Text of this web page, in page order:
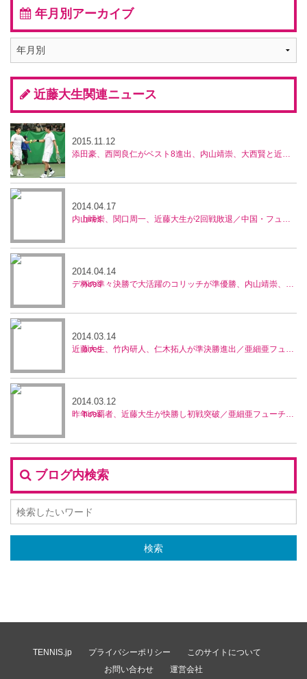
年月別アーカイブ
近藤大生関連ニュース
添田豪、西岡良仁がベスト8進出、内山靖崇、大西賢と近藤大生ペアは惜敗、兵庫ノアチャレンジャー
2015.11.12
内山靖崇、関口周一、近藤大生が2回戦敗退／中国・フューチャーズ
2014.04.17
デ杯の準々決勝で大活躍のコリッチが準優勝、内山靖崇、近藤大生はベスト4の活躍／中国・フューチャーズ
2014.04.14
近藤大生、竹内研人、仁木拓人が準決勝進出／亜細亜フューチャーズ
2014.03.14
昨年の覇者、近藤大生が快勝し初戦突破／亜細亜フューチャーズ
2014.03.12
ブログ内検索
TENNIS.jp プライバシーポリシー
このサイトについて
お問い合わせ
運営会社